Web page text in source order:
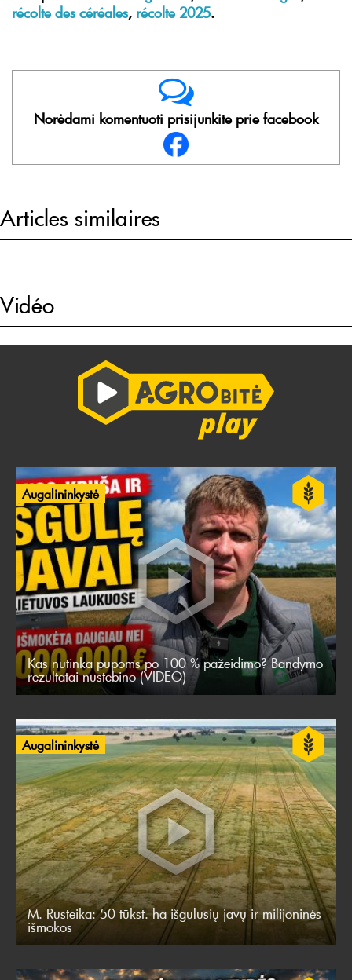
récolte des céréales, récolte 2025.
Norėdami komentuoti prisijunkite prie facebook
Articles similaires
Vidéo
Augalininkystė
Kas nutinka pupoms po 100 % pažeidimo? Bandymo
rezultatai nustebino (VIDEO)
Augalininkystė
M. Rusteika: 50 tūkst. ha išgulusių javų ir milijoninės
išmokos